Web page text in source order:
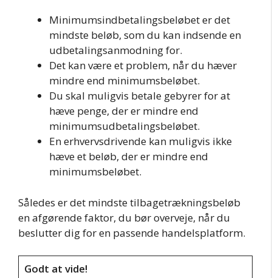
Minimumsindbetalingsbeløbet er det
mindste beløb, som du kan indsende en
udbetalingsanmodning for.
Det kan være et problem, når du hæver
mindre end minimumsbeløbet.
Du skal muligvis betale gebyrer for at
hæve penge, der er mindre end
minimumsudbetalingsbeløbet.
En erhvervsdrivende kan muligvis ikke
hæve et beløb, der er mindre end
minimumsbeløbet.
Således er det mindste tilbagetrækningsbeløb
en afgørende faktor, du bør overveje, når du
beslutter dig for en passende handelsplatform.
Godt at vide!